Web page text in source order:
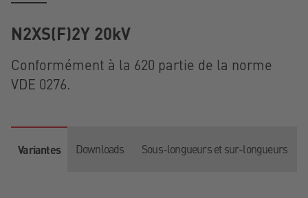
N2XS(F)2Y 20kV
Conformément à la 620 partie de la norme
VDE 0276.
Variantes Downloads Sous-longueurs et sur-longueurs